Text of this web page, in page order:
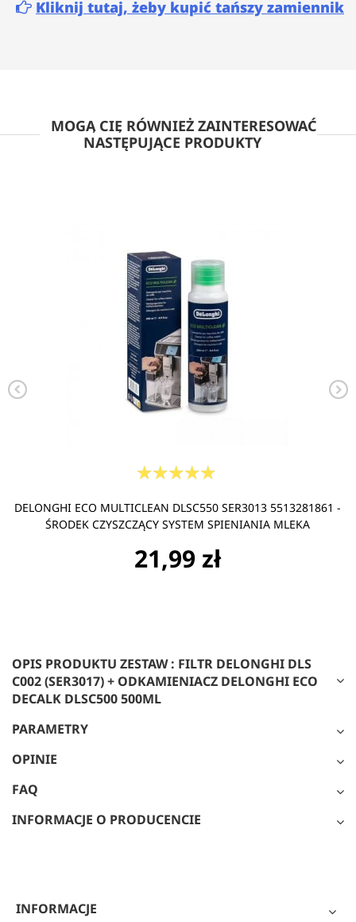
Kliknij tutaj, żeby kupić tańszy zamiennik
MOGĄ CIĘ RÓWNIEŻ ZAINTERESOWAĆ
NASTĘPUJĄCE PRODUKTY
DELONGHI ECO MULTICLEAN DLSC550 SER3013 5513281861 -
ŚRODEK CZYSZCZĄCY SYSTEM SPIENIANIA MLEKA
21,99 zł
OPIS PRODUKTU ZESTAW : FILTR DELONGHI DLS
C002 (SER3017) + ODKAMIENIACZ DELONGHI ECO
DECALK DLSC500 500ML
PARAMETRY
OPINIE
FAQ
INFORMACJE O PRODUCENCIE
INFORMACJE